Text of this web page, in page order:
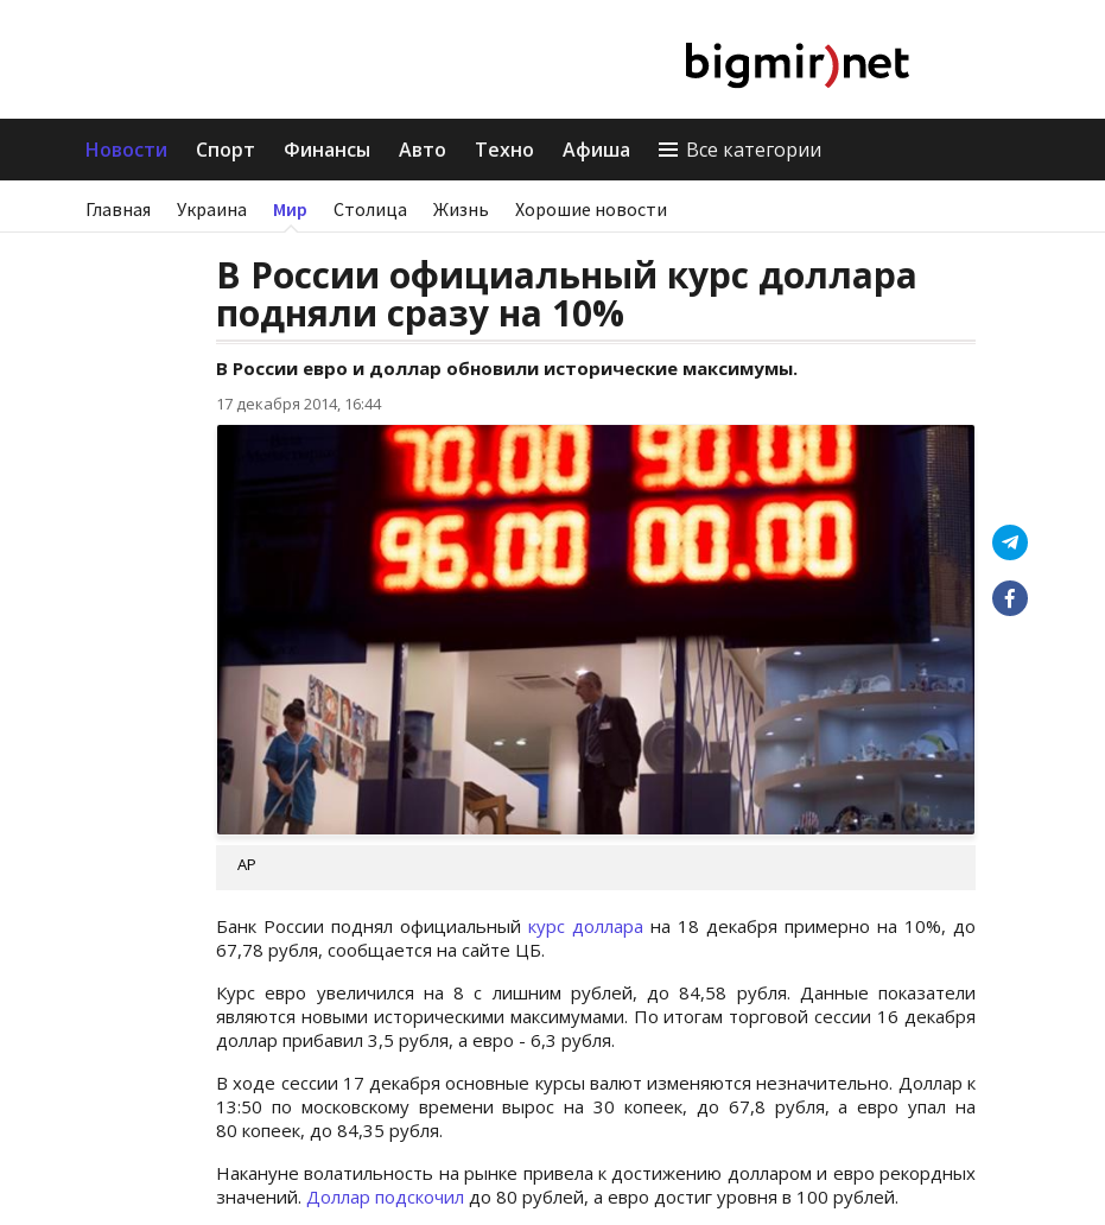
Новости Спорт Финансы Авто Техно Афиша Все категории
Главная Украина Мир Столица Жизнь Хорошие новости
В России официальный курс доллара
подняли сразу на 10%
В России евро и доллар обновили исторические максимумы.
17 декабря 2014, 16:44
AP
Банк России поднял официальный курс доллара на 18 декабря примерно на 10%, до
67,78 рубля, сообщается на сайте ЦБ.
Курс евро увеличился на 8 с лишним рублей, до 84,58 рубля. Данные показатели
являются новыми историческими максимумами. По итогам торговой сессии 16 декабря
доллар прибавил 3,5 рубля, а евро - 6,3 рубля.
В ходе сессии 17 декабря основные курсы валют изменяются незначительно. Доллар к
13:50 по московскому времени вырос на 30 копеек, до 67,8 рубля, а евро упал на
80 копеек, до 84,35 рубля.
Накануне волатильность на рынке привела к достижению долларом и евро рекордных
значений. Доллар подскочил до 80 рублей, а евро достиг уровня в 100 рублей.